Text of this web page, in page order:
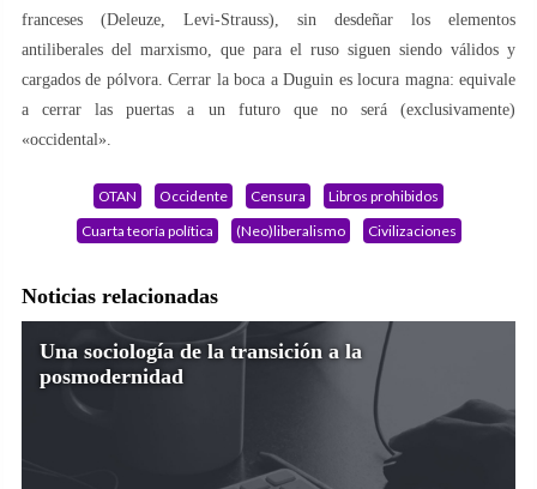
franceses (Deleuze, Levi-Strauss), sin desdeñar los elementos
antiliberales del marxismo, que para el ruso siguen siendo válidos y
cargados de pólvora. Cerrar la boca a Duguin es locura magna: equivale
a cerrar las puertas a un futuro que no será (exclusivamente)
«occidental».
OTAN Occidente Censura
Libros prohibidos
Cuarta teoría política
(Neo)liberalismo Civilizaciones
Noticias relacionadas
Una sociología de la transición a la
posmodernidad